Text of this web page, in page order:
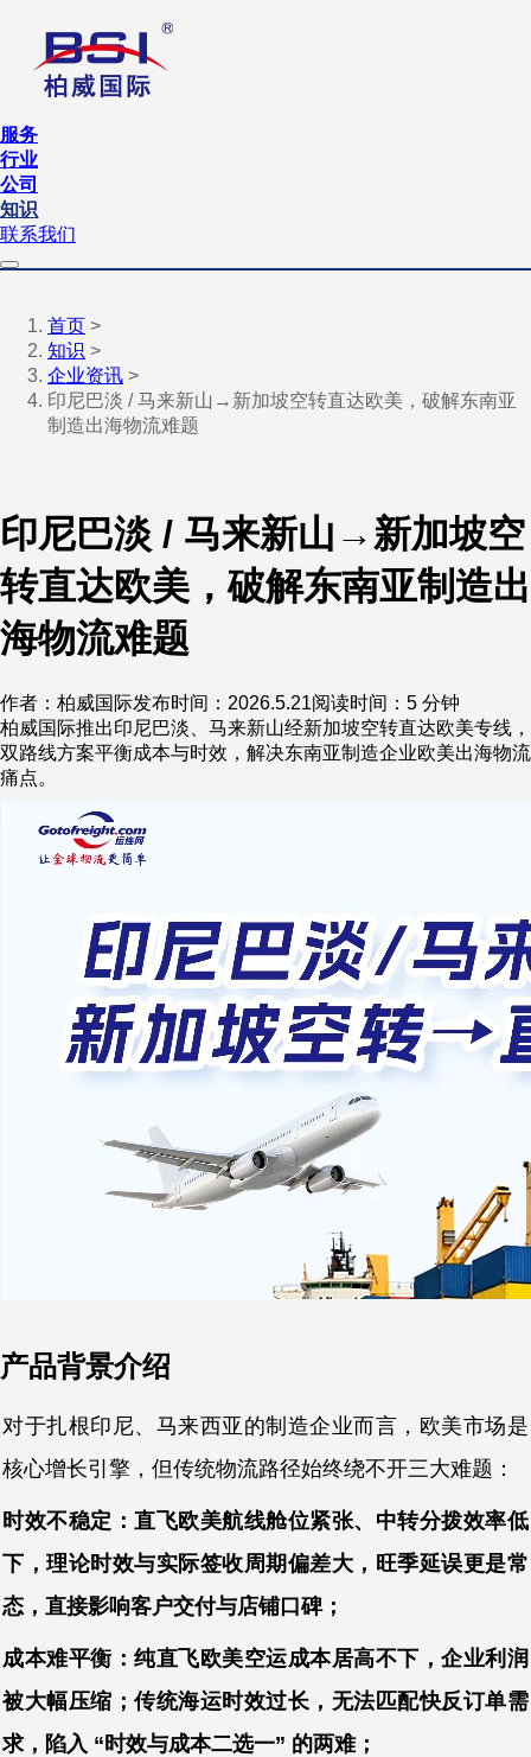
服务
行业
公司
知识
联系我们
首页 >
知识 >
企业资讯 >
印尼巴淡 / 马来新山→新加坡空转直达欧美，破解东南亚
制造出海物流难题
印尼巴淡 / 马来新山→新加坡空
转直达欧美，破解东南亚制造出
海物流难题
作者：柏威国际发布时间：2026.5.21阅读时间：5 分钟
柏威国际推出印尼巴淡、马来新山经新加坡空转直达欧美专线，
双路线方案平衡成本与时效，解决东南亚制造企业欧美出海物流
痛点。
产品背景介绍
对于扎根印尼、马来西亚的制造企业而言，欧美市场是
核心增长引擎，但传统物流路径始终绕不开三大难题：
时效不稳定：直飞欧美航线舱位紧张、中转分拨效率低
下，理论时效与实际签收周期偏差大，旺季延误更是常
态，直接影响客户交付与店铺口碑；
成本难平衡：纯直飞欧美空运成本居高不下，企业利润
被大幅压缩；传统海运时效过长，无法匹配快反订单需
求，陷入 “时效与成本二选一” 的两难；